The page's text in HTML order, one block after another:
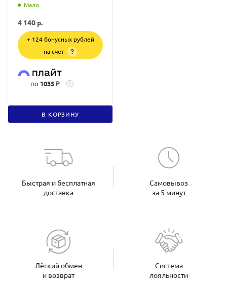
Мало
4 140 р.
+ 124 бонусных рублей
на счет
?
по 1035 ₽ ?
В КОРЗИНУ
Быстрая и бесплатная
доставка
Самовывоз
за 5 минут
Лёгкий обмен
и возврат
Система
лояльности